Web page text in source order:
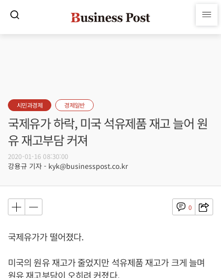
시민과경제 경제일반
국제유가 하락, 미국 석유제품 재고 늘어 원
유 재고부담 커져
2020-01-16 08:30:00
강용규 기자 - kyk@businesspost.co.kr
0
국제유가가 떨어졌다.
미국의 원유 재고가 줄었지만 석유제품 재고가 크게 늘며
원유 재고부담이 오히려 커졌다.